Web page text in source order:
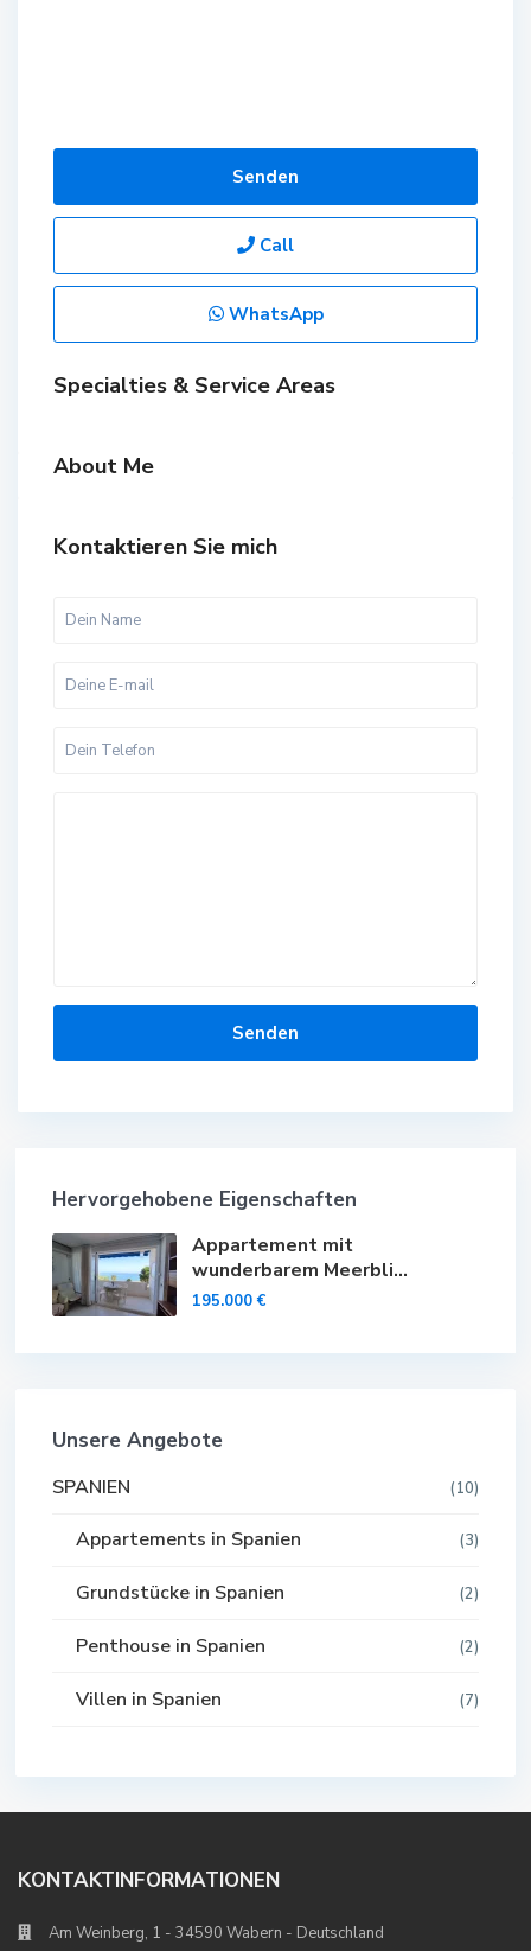
Senden
Call
WhatsApp
Specialties & Service Areas
About Me
Kontaktieren Sie mich
Hervorgehobene Eigenschaften
Appartement mit
wunderbarem Meerbli...
195.000 €
Unsere Angebote
SPANIEN (10)
Appartements in Spanien (3)
Grundstücke in Spanien (2)
Penthouse in Spanien (2)
Villen in Spanien (7)
KONTAKTINFORMATIONEN
Am Weinberg, 1 - 34590 Wabern - Deutschland